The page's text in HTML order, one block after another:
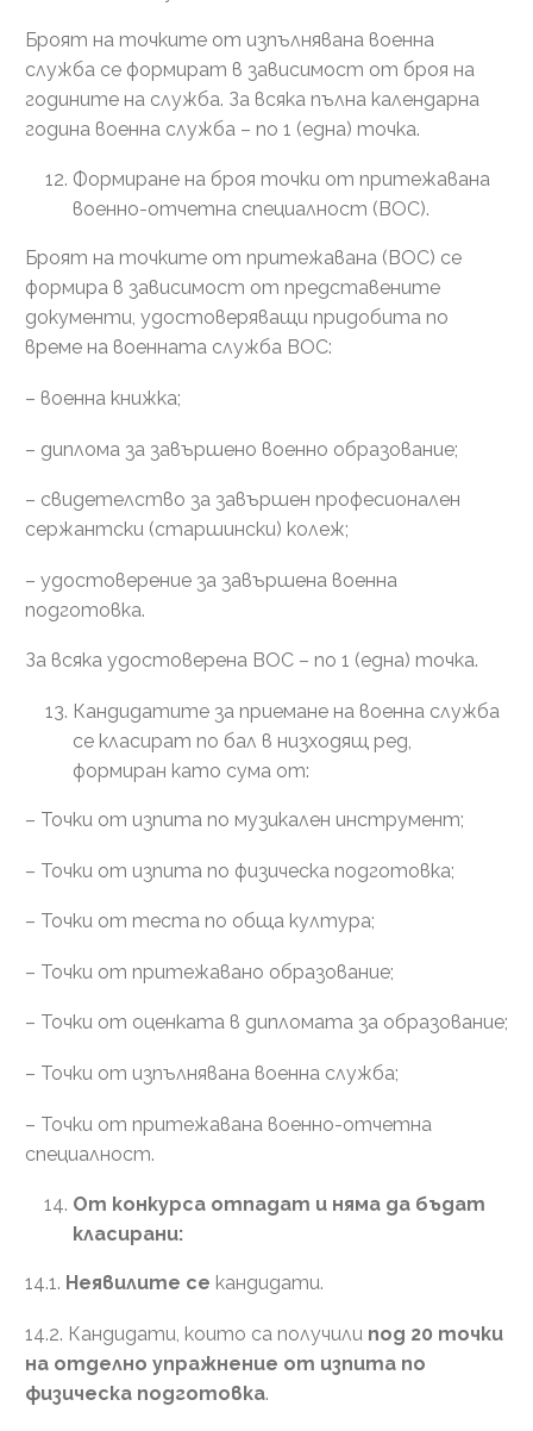
Броят на точките от изпълнявана военна
служба се формират в зависимост от броя на
годините на служба. За всяка пълна календарна
година военна служба – по 1 (една) точка.
Формиране на броя точки от притежавана
военно-отчетна специалност (ВОС).
Броят на точките от притежавана (ВОС) се
формира в зависимост от представените
документи, удостоверяващи придобита по
време на военната служба ВОС:
– военна книжка;
– диплома за завършено военно образование;
– свидетелство за завършен професионален
сержантски (старшински) колеж;
– удостоверение за завършена военна
подготовка.
За всяка удостоверена ВОС – по 1 (една) точка.
Кандидатите за приемане на военна служба
се класират по бал в низходящ ред,
формиран като сума от:
– Точки от изпита по музикален инструмент;
– Точки от изпита по физическа подготовка;
– Точки от теста по обща култура;
– Точки от притежавано образование;
– Точки от оценката в дипломата за образование;
– Точки от изпълнявана военна служба;
– Точки от притежавана военно-отчетна
специалност.
От конкурса отпадат и няма да бъдат
класирани:
14.1. Неявилите се кандидати.
14.2. Кандидати, които са получили под 20 точки
на отделно упражнение от изпита по
физическа подготовка.